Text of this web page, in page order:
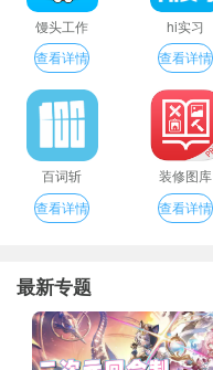
馒头工作
查看详情
hi实习
查看详情
百词斩
查看详情
装修图库
查看详情
最新专题